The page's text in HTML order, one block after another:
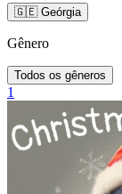
🇬🇪 Geórgia
Gênero
Todos os gêneros
1